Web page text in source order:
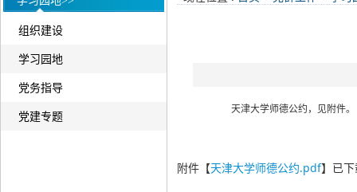
组织建设
学习园地
党务指导
党建专题
天津大学师德公约，见附件。
附件【天津大学师德公约.pdf】已